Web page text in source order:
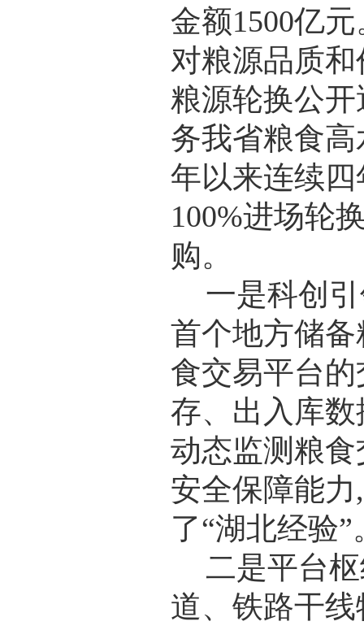
金额1500亿
对粮源品质
粮源轮换公
务我省粮食
年以来连续
100%进场轮
购。
一是科创
首个地方储
食交易平台
存、出入库
动态监测粮
安全保障能
了“湖北经验”
二是平台
道、铁路干